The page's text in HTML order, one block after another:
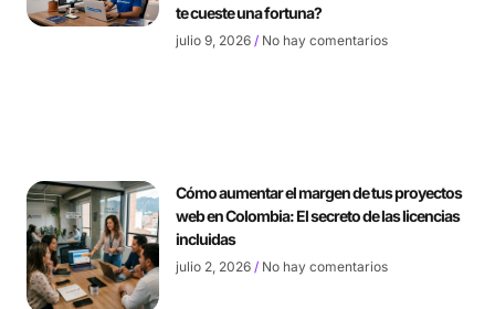
te cueste una fortuna?
julio 9, 2026 No hay comentarios
Cómo aumentar el margen de tus proyectos
web en Colombia: El secreto de las licencias
incluidas
julio 2, 2026 No hay comentarios